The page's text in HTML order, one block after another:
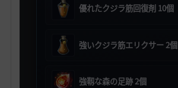
優れたクジラ筋回復剤 10個
強いクジラ筋エリクサー 2個
強靱な森の足跡 2個